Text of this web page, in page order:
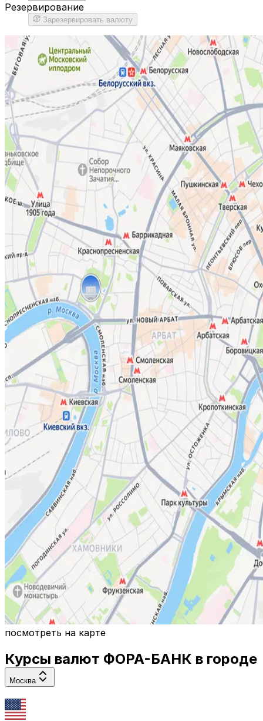
Резервирование
Зарезервировать валюту
посмотреть на карте
Курсы валют ФОРА-БАНК в городе
Москва